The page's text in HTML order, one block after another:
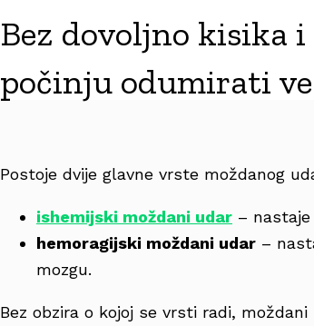
Bez dovoljno kisika
počinju odumirati
Postoje dvije glavne vrste moždanog
ishemijski moždani udar –
hemoragijski moždani udar –
mozgu.
Bez obzira o kojoj se vrsti radi,